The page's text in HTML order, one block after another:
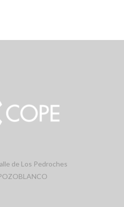
de Los Pedroches